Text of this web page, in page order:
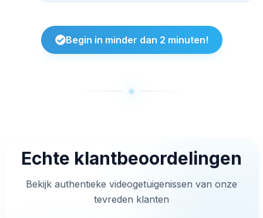
Begin in minder dan 2 minuten!
Echte klantbeoordelingen
Bekijk authentieke videogetuigenissen van onze
tevreden klanten